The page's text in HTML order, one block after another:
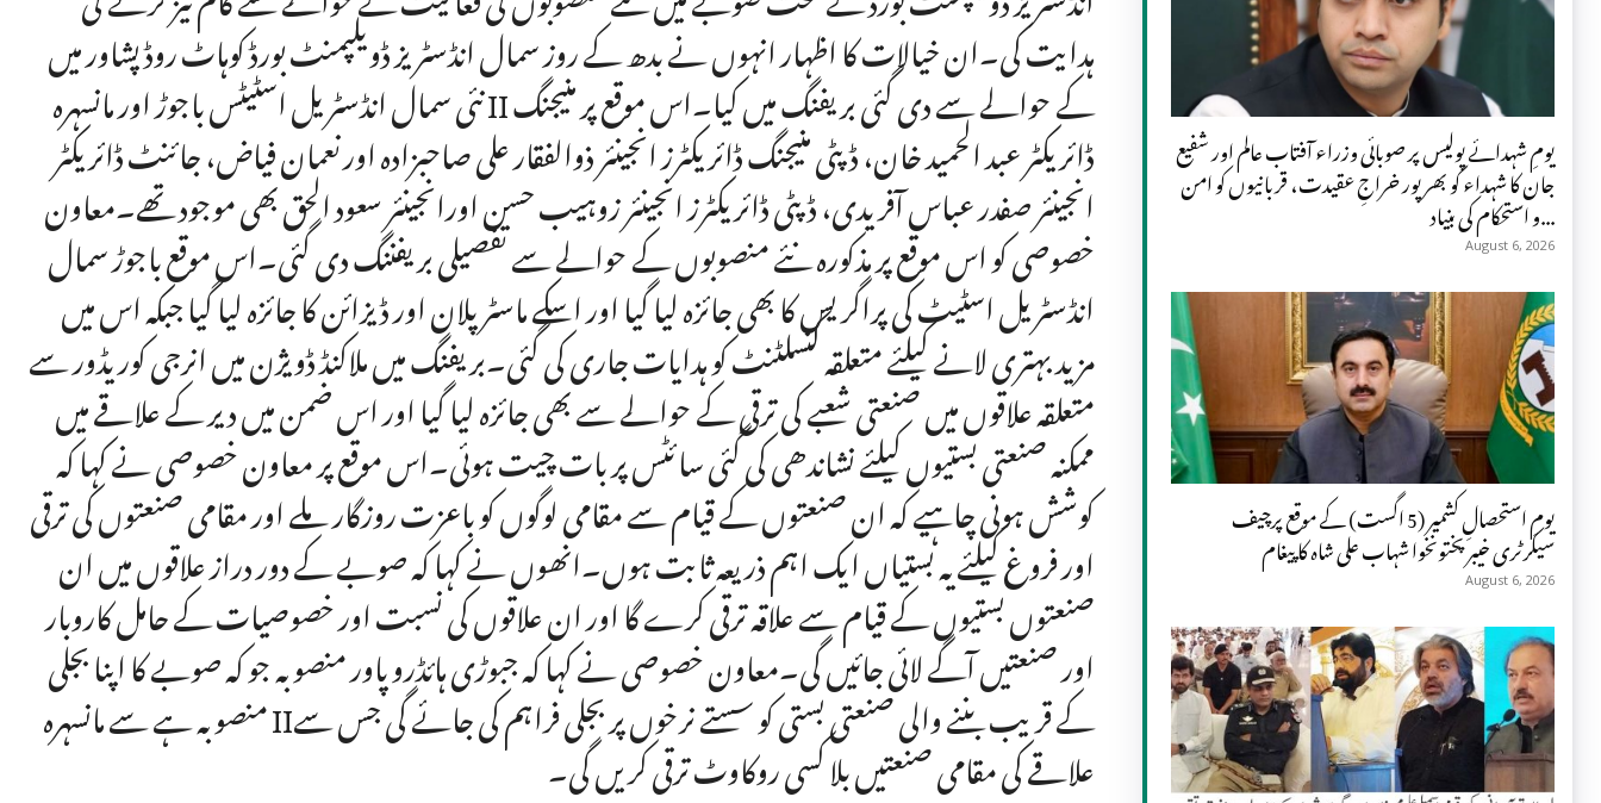
ہدایت کی۔ان خیالات کا اظہار انہوں نے بدھ کے روز سمال انڈسٹریز ڈویلپمنٹ بورڈ کوہاٹ روڈ پشاور میں
نئی سمال انڈسٹریل اسٹیٹس باجوڑ اور مانسہرہ II کے حوالے سے دی گئی بریفنگ میں کیا۔اس موقع پر منیجنگ
ڈائریکٹر عبد الحمید خان، ڈپٹی منیجنگ ڈائریکٹرز انجینئر ذوالفقار علی صاحبزادہ اورنعمان فیاض، جائنٹ ڈائریکٹر
انجینئر صفدر عباس آفریدی، ڈپٹی ڈائریکٹرز انجینئر زوہیب حسن اورانجینئر سعود الحق بھی موجود تھے۔معاون
خصوصی کو اس موقع پر مذکورہ نئے منصوبوں کے حوالے سے تفصیلی بریفننگ دی گئی۔اس موقع باجوڑ سمال
انڈسٹریل اسٹیٹ کی پراگریس کا بھی جائزہ لیا گیا اور اسکے ماسٹر پلان اور ڈیزائن کا جائزہ لیا گیا جبکہ اس میں
مزید بہتری لانے کیلئے متعلقہ کنسلٹنٹ کو ہدایات جاری کی گئی۔بریفنگ میں ملاکنڈ ڈویژن میں انرجی کوریڈور سے
متعلقہ علاقوں میں صنعتی شعبے کی ترقی کے حوالے سے بھی جائزہ لیا گیا اور اس ضمن میں دیر کے علاقے میں
ممکنہ صنعتی بستیوں کیلئے نشاندھی کی گئی سائٹس پر بات چیت ہوئی۔اس موقع پر معاون خصوصی نے کہا کہ
کوشش ہونی چاہیے کہ ان صنعتوں کے قیام سے مقامی لوگوں کو باعزت روزگار ملے اور مقامی صنعتوں کی ترقی
اور فروغ کیلئے یہ بستیاں ایک اہم ذریعہ ثابت ہوں۔انھوں نے کہا کہ صوبے کے دور دراز علاقوں میں ان
صنعتوں بستیوں کے قیام سے علاقہ ترقی کرے گا اور ان علاقوں کی نسبت اور خصوصیات کے حامل کاروبار
اور صنعتیں آگے لائی جائیں گی۔معاون خصوصی نے کہا کہ جبوڑی ہائڈرو پاور منصوبہ جو کہ صوبے کا اپنا بجلی
منصوبہ ہے سے مانسہرہ IIکے قریب بننے والی صنعتی بستی کو سستے نرخوں پر بجلی فراہم کی جائے گی جس سے
علاقے کی مقامی صنعتیں بلا کسی روکاوٹ ترقی کریں گی۔
یومِ شہدائے پولیس پر صوبائی وزراء آفتاب عالم اور شفیع
جان کا شہداء کو بھرپور خراجِ عقیدت، قربانیوں کو امن
و استحکام کی بنیاد...
August 6, 2026
یومِ استحصالِ کشمیر (5 اگست) کے موقع پرچیف
سیکرٹری خیبر پختونخوا شہاب علی شاہ کا پیغام
August 6, 2026